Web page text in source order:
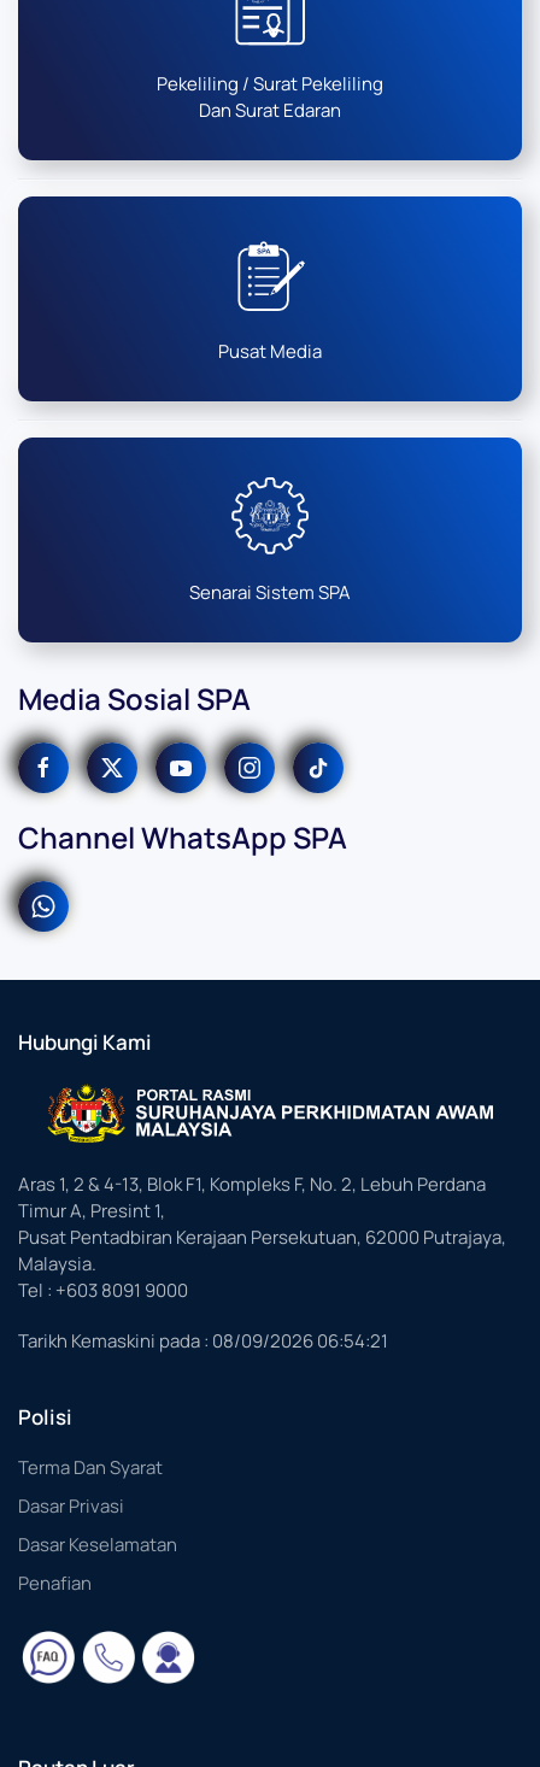
Pekeliling / Surat Pekeliling
Dan Surat Edaran
Pusat Media
Senarai Sistem SPA
Media Sosial SPA
Channel WhatsApp SPA
Hubungi Kami
Aras 1, 2 & 4-13, Blok F1, Kompleks F, No. 2, Lebuh Perdana
Timur A, Presint 1,
Pusat Pentadbiran Kerajaan Persekutuan, 62000 Putrajaya,
Malaysia.
Tel : +603 8091 9000
Tarikh Kemaskini pada : 08/09/2026 06:54:21
Polisi
Terma Dan Syarat
Dasar Privasi
Dasar Keselamatan
Penafian